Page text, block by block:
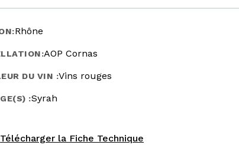
Rhône
AOP Cornas
DU VIN :Vins rouges
:Syrah
Télécharger la Fiche Technique